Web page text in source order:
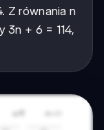
Z równania n
3n + 6 = 114,